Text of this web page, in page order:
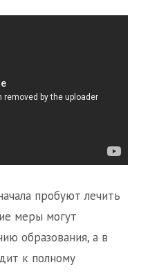
пробуют лечить
меры могут
образования, а в
к полному